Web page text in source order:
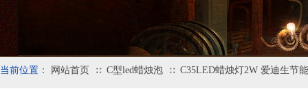
当前位置： 网站首页 ∷ C型led蜡烛泡 ∷ C35LED蜡烛灯2W 爱迪生节